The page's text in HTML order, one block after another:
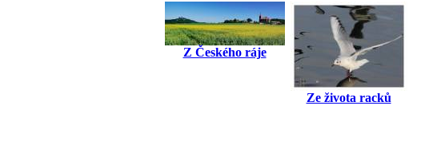
Z Českého ráje
Ze života racků